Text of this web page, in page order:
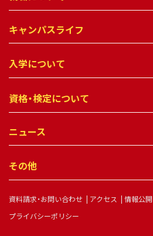
キャンパスライフ
入学について
資格・検定について
ニュース
その他
資料請求・お問い合わせ アクセス
情報公開
プライバシーポリシー